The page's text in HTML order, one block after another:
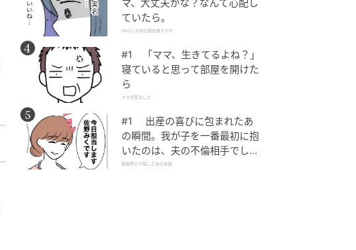
マ、大丈夫かな？なんて心配し
ていたら。
SNSに子供の顔を晒すママ
#1 「ママ、生きてるよね？」
寝ていると思って部屋を開けた
ら
ママが家出した
#1 出産の喜びに包まれたあ
の瞬間。我が子を一番最初に抱
いたのは、夫の不倫相手でし
た。
助産師と不倫した夫の末路